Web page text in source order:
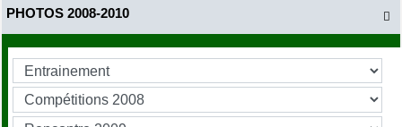

PHOTOS 2008-2010